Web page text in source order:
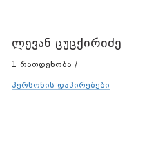
ლევან ცუცქირიძე
1 რაოდენობა /
პერსონის დაპირებები